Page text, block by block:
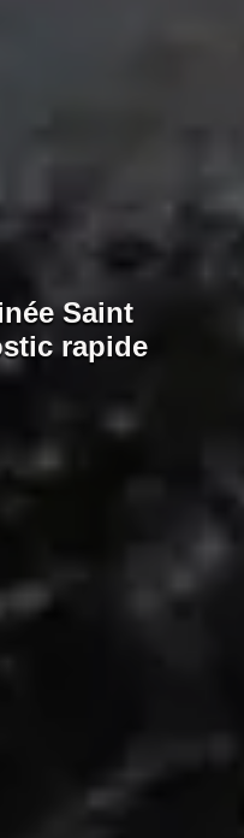
Saint
rapide